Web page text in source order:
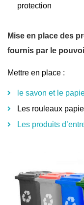
protection
Mise en place des
fournis par le
Mettre en place :
le savon et le
Les rouleaux
Les produits